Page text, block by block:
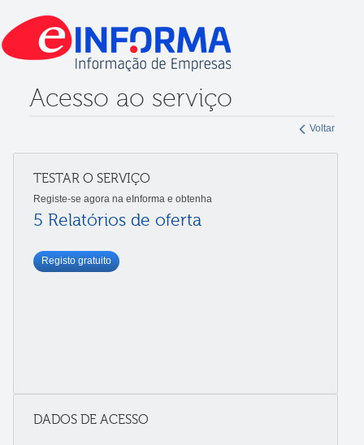
Voltar
Acesso ao serviço
TESTAR O SERVIÇO
Registe-se agora na eInforma e obtenha
5 Relatórios de oferta
Registo gratuito
DADOS DE ACESSO